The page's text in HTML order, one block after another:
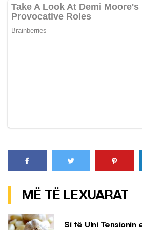
MË TË LEXUARAT
Si të Ulni Tensionin